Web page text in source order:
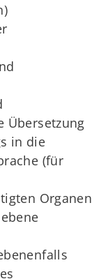
Übersetzung
in die
(für
Organen